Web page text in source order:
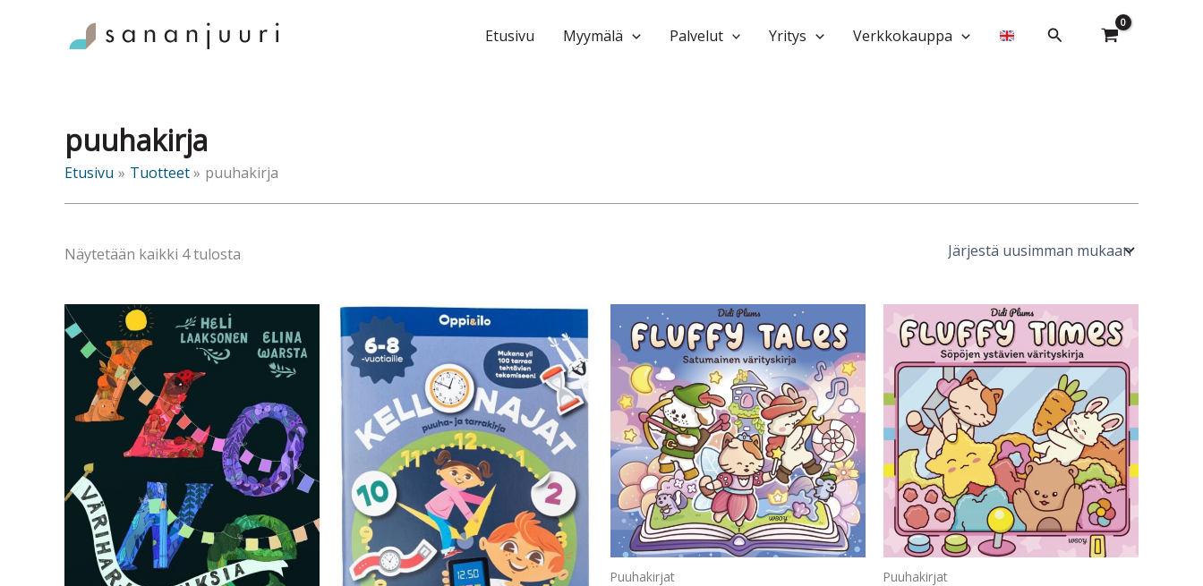
Etusivu Myymälä Palvelut Yritys Verkkokauppa Hae
puuhakirja
Etusivu Tuotteet puuhakirja
Näytetään kaikki 4 tulosta
Puuhakirjat Puuhakirjat